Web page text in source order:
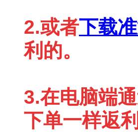
2.或者下载
利的。
3.在电脑端
下单一样返利